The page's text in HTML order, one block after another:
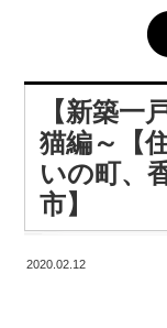
住宅展示場でもらう他
Web上の一括請求サー
の実例、購入者の体験
その後の営業電話や訪
話・訪問NG」と伝えて
素敵な写真いっぱいの
をイメージでき、注文
カタログは家づくりを
その土地の形を生かし
また、この先の人生を
ージと自分達のライフ
想像し、カタチにして
「建築家」との家づく
出来合いの空間の組み
フィット感・空気感が
高知市、南国市、いの
す。
暖房って冷房よりも電
かといって我慢するの
というのも、お家の中
【新築一
猫編～【
いの町、
市】
2020.02.12